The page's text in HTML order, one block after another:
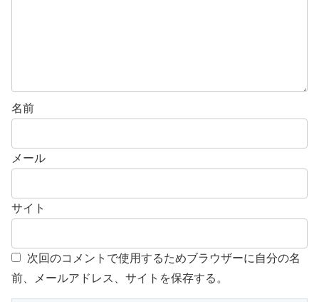
名前
メール
サイト
次回のコメントで使用するためブラウザーに自分の名
前、メールアドレス、サイトを保存する。